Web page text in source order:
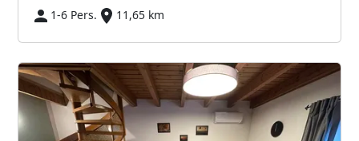
1-6 Pers.
11,65 km